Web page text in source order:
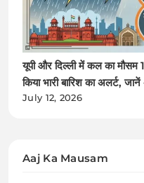
यूपी और दिल्ली में कल का मौसम
किया भारी बारिश का अलर्ट,
July 12, 2026
Aaj Ka Mausam